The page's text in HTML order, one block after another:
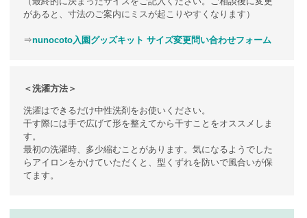
があると、寸法のご案内にミスが起こりやすくなります）
⇒nunocoto入園グッズキット サイズ変更問い合わせフォーム
＜洗濯方法＞
洗濯はできるだけ中性洗剤をお使いください。
干す際には手で広げて形を整えてから干すことをオススメしま
す。
最初の洗濯時、多少縮むことがあります。気になるようでした
らアイロンをかけていただくと、型くずれを防いで風合いが保
てます。